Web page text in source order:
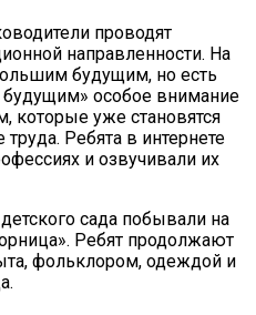
проводят
направленности. На
будущим, но есть
особое внимание
которые уже становятся
Ребята в интернете
и озвучивали их
сада побывали на
Ребят продолжают
фольклором, одеждой и